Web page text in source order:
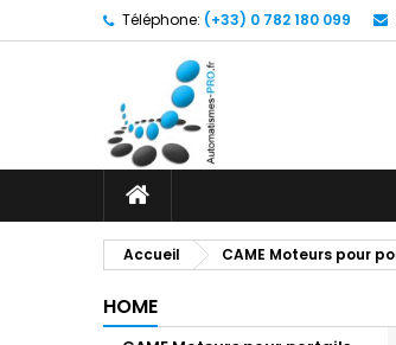
Téléphone: (+33) 0 782 180 099
Accueil CAME Moteurs pour
HOME